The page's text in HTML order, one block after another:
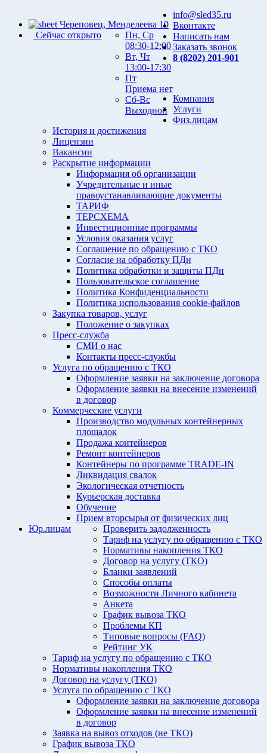
Череповец, Менделеева 10
Сейчас открыто
Пн, Ср
08:30-12:00
Вт, Чт
13:00-17:30
Пт
Приема нет
Сб-Вс
Выходной
info@sled35.ru
Вконтакте
Написать нам
Заказать звонок
8 (8202) 201-901
Компания
История и достижения
Лицензии
Вакансии
Раскрытие информации
Информация об организации
Учредительные и иные
правоустанавливающие документы
ТАРИФ
ТЕРСХЕМА
Инвестиционные программы
Условия оказания услуг
Соглашение по обращению с ТКО
Согласие на обработку ПДн
Политика обработки и защиты ПДн
Пользовательское соглашение
Политика Конфиденциальности
Политика использования cookie-файлов
Закупка товаров, услуг
Положение о закупках
Пресс-служба
СМИ о нас
Контакты пресс-службы
Услуги
Услуга по обращению с ТКО
Оформление заявки на заключение договора
Оформление заявки на внесение изменений
в договор
Коммерческие услуги
Производство модульных контейнерных
площадок
Продажа контейнеров
Ремонт контейнеров
Контейнеры по программе TRADE-IN
Ликвидация свалок
Экологическая отчетность
Курьерская доставка
Обучение
Прием вторсырья от физических лиц
Физ.лицам
Проверить задолженность
Тариф на услугу по обращению с ТКО
Нормативы накопления ТКО
Договор на услугу (ТКО)
Бланки заявлений
Способы оплаты
Возможности Личного кабинета
Анкета
График вывоза ТКО
Проблемы КП
Типовые вопросы (FAQ)
Рейтинг УК
Юр.лицам
Тариф на услугу по обращению с ТКО
Нормативы накопления ТКО
Договор на услугу (ТКО)
Услуга по обращению с ТКО
Оформление заявки на заключение договора
Оформление заявки на внесение изменений
в договор
Заявка на вывоз отходов (не ТКО)
График вывоза ТКО